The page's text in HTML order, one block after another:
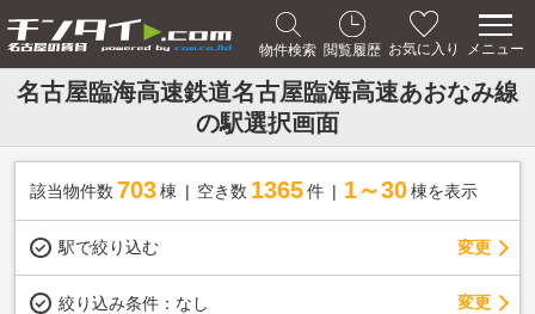
物件検索 閲覧履歴 お気に入り メニュー
名古屋臨海高速鉄道名古屋臨海高速あおなみ線
の駅選択画面
該当物件数 703棟 空き数 1365 件 1～30 棟を表示
駅で絞り込む 変更
絞り込み条件： なし 変更